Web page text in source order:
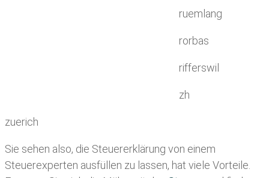
ruemlang
rorbas
rifferswil
zh
zuerich
Sie sehen also, die Steuererklärung von einem
Steuerexperten ausfüllen zu lassen, hat viele Vorteile.